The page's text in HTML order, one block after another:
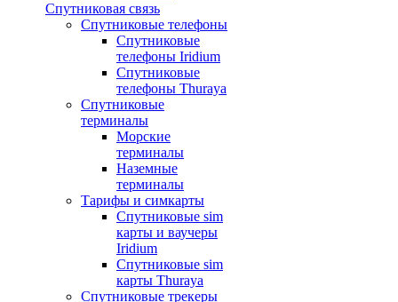
Спутниковая связь
Спутниковые телефоны
Спутниковые
телефоны Iridium
Спутниковые
телефоны Thuraya
Спутниковые
терминалы
Морские
терминалы
Наземные
терминалы
Тарифы и симкарты
Спутниковые sim
карты и ваучеры
Iridium
Спутниковые sim
карты Thuraya
Спутниковые трекеры